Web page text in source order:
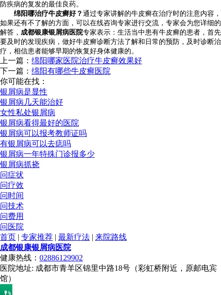
防疾病的复发的最佳良药。
绵阳哪治疗牛皮癣好？ 通过专家讲解的牛皮癣在治疗时的注意内容，
如果还有不了解的方面，可以在线咨询专家进行交流，专家会为您详细的
解答， 成都银康银屑病医院专家表示：生活当中患有牛皮癣的患者，首先
要及时的发现疾病，做好牛皮癣诊断方法了解和日常的预防，及时诊断治
疗，相信患者能够早期的恢复好身体健康的。
上一篇： 绵阳哪家医院治疗牛皮癣效果好
下一篇： 绵阳有哪些牛皮癣医院
你可能在找：
银屑病是显性
银屑病几天能治好
女性私处银屑病
银屑病看得最好的医院
银屑病可以报考教师证吗
有银屑病可以去痣吗
银屑病一年特殊门诊报多少
银屑病抓挠
问症状
问疗效
问时间
问技术
问费用
问医院
首页 | 专家推荐 | 最新疗法 | 来院路线
成都银康银屑病医院
健康热线： 02886129902
医院地址: 成都市青羊区锦里中路18号（彩虹桥附近，原邮电宾
馆）